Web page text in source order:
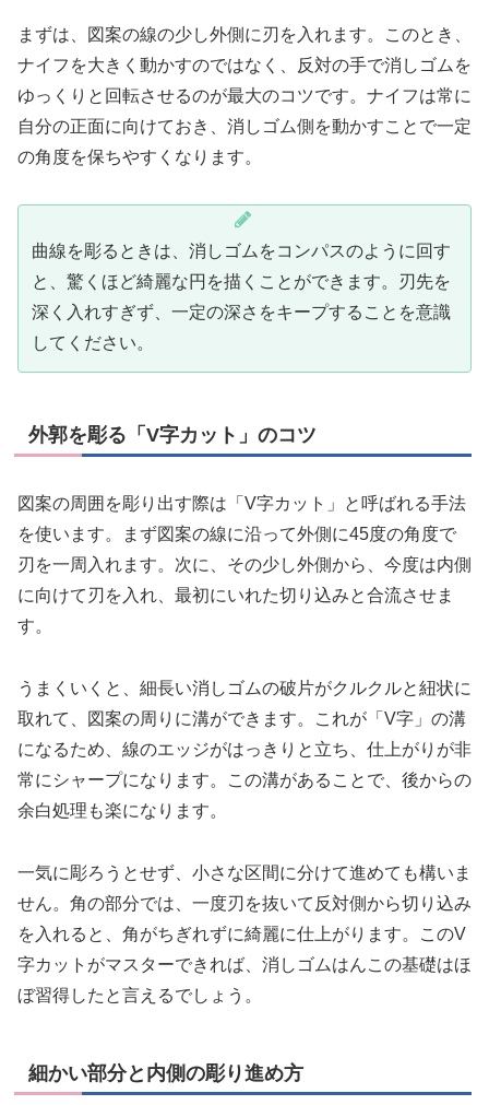
まずは、図案の線の少し外側に刃を入れます。このとき、
ナイフを大きく動かすのではなく、反対の手で消しゴムを
ゆっくりと回転させるのが最大のコツです。ナイフは常に
自分の正面に向けておき、消しゴム側を動かすことで一定
の角度を保ちやすくなります。
曲線を彫るときは、消しゴムをコンパスのように回す
と、驚くほど綺麗な円を描くことができます。刃先を
深く入れすぎず、一定の深さをキープすることを意識
してください。
外郭を彫る「V字カット」のコツ
図案の周囲を彫り出す際は「V字カット」と呼ばれる手法
を使います。まず図案の線に沿って外側に45度の角度で
刃を一周入れます。次に、その少し外側から、今度は内側
に向けて刃を入れ、最初にいれた切り込みと合流させま
す。
うまくいくと、細長い消しゴムの破片がクルクルと紐状に
取れて、図案の周りに溝ができます。これが「V字」の溝
になるため、線のエッジがはっきりと立ち、仕上がりが非
常にシャープになります。この溝があることで、後からの
余白処理も楽になります。
一気に彫ろうとせず、小さな区間に分けて進めても構いま
せん。角の部分では、一度刃を抜いて反対側から切り込み
を入れると、角がちぎれずに綺麗に仕上がります。このV
字カットがマスターできれば、消しゴムはんこの基礎はほ
ぼ習得したと言えるでしょう。
細かい部分と内側の彫り進め方